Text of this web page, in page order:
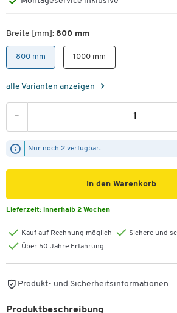
Breite [mm]: 800 mm
800 mm 1000 mm
alle Varianten anzeigen
-
Nur noch 2 verfügbar.
In den Warenkorb
Lieferzeit: innerhalb 2 Wochen
Kauf auf Rechnung möglich
Sichere und
Über 50 Jahre Erfahrung
Produkt- und Sicherheitsinformationen
Produktbeschreibung